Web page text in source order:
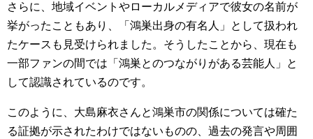
さらに、地域イベントやローカルメディアで彼女の名前が
挙がったこともあり、「鴻巣出身の有名人」として扱われ
たケースも見受けられました。そうしたことから、現在も
一部ファンの間では「鴻巣とのつながりがある芸能人」と
して認識されているのです。
このように、大島麻衣さんと鴻巣市の関係については確た
る証拠が示されたわけではないものの、過去の発言や周囲